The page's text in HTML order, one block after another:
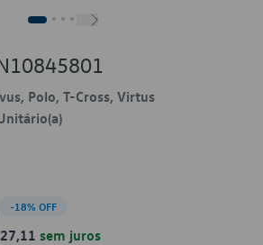
Polo, T-Cross, Virtus
-18% OFF
sem juros